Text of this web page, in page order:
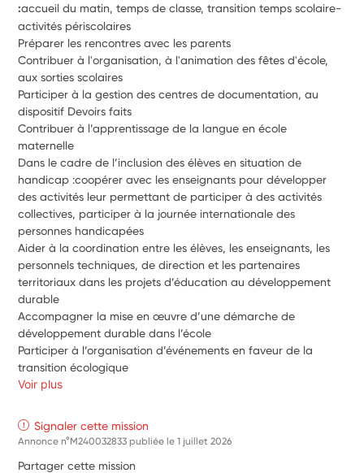
:accueil du matin, temps de classe, transition temps scolaire-
activités périscolaires
Préparer les rencontres avec les parents
Contribuer à l'organisation, à l'animation des fêtes d'école,
Participer à la gestion des centres de documentation, au
dispositif Devoirs faits
Contribuer à l’apprentissage de la langue en école
Dans le cadre de l’inclusion des élèves en situation de
handicap :coopérer avec les enseignants pour développer
des activités leur permettant de participer à des activités
collectives, participer à la journée internationale des
personnes handicapées
Aider à la coordination entre les élèves, les enseignants, les
personnels techniques, de direction et les partenaires
territoriaux dans les projets d’éducation au développement
durable
Accompagner la mise en œuvre d’une démarche de
Participer à l’organisation d’événements en faveur de la
Voir plus
Signaler cette mission
Annonce n°M240032833 publiée le1 juillet 2026
Partager cette mission